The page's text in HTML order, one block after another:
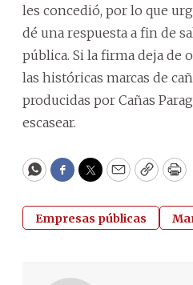
les concedió, por lo que
dé una respuesta a fin de
pública. Si la firma deja de
las históricas marcas de
producidas por Cañas
escasear.
WhatsApp
Facebook
Twitter
EmailCopy
Empresas públicas